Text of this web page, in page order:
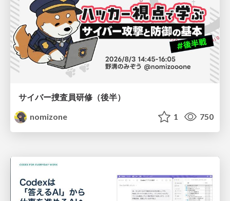
サイバー捜査員研修（後半）
nomizone
1 750